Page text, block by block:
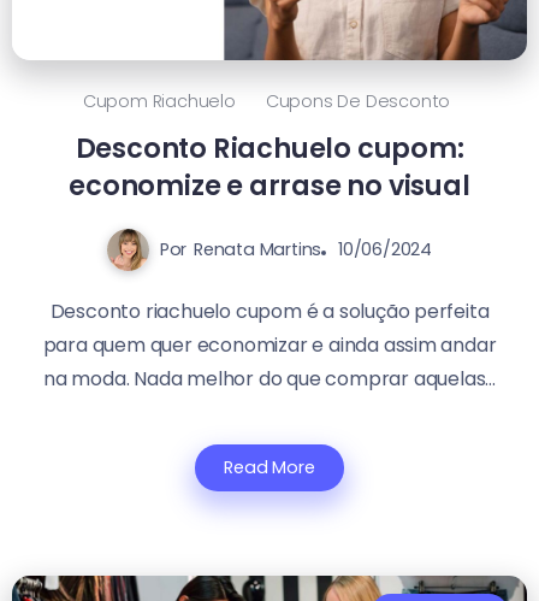
Cupom Riachuelo Cupons De Desconto
Desconto Riachuelo cupom:
economize e arrase no visual
Por Renata Martins 10/06/2024
Desconto riachuelo cupom é a solução perfeita
para quem quer economizar e ainda assim andar
na moda. Nada melhor do que comprar aquelas...
Read More